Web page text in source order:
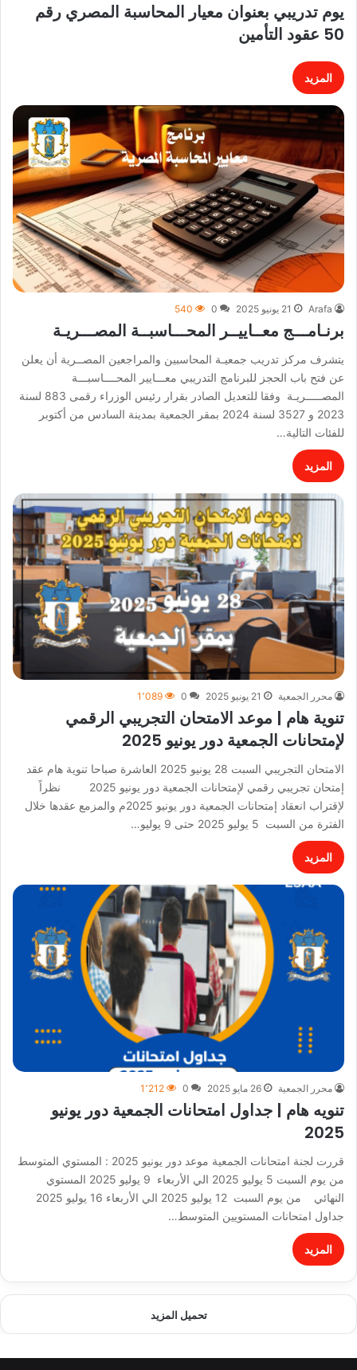
يوم تدريبي بعنوان معيار المحاسبة المصري رقم
50 عقود التأمين
المزيد
Arafa 21 يونيو 2025 0
540
برنـامـــج معــاييــر المحـــاسبــة المصـــريـة
يتشرف مركز تدريب جمعيـة المحاسبين والمراجعين المصــرية أن يعلن
عن فتح باب الحجز للبرنامج التدريبي معـــايير المحــــاسبـــة
المصـــــريـة وفقا للتعديل الصادر بقرار رئيس الوزراء رقمى 883 لسنة
2023 و 3527 لسنة 2024 بمقر الجمعية بمدينة السادس من أكتوبر
للفئات التالية…
المزيد
محرر الجمعية 21 يونيو 2025 0 1٬089
تنوية هام | موعد الامتحان التجريبي الرقمي
لإمتحانات الجمعية دور يونيو 2025
الامتحان التجريبي السبت 28 يونيو 2025 العاشرة صباحا تنوية هام عقد
إمتحان تجريبي رقمي لإمتحانات الجمعية دور يونيو 2025 نظراً
لإقتراب انعقاد إمتحانات الجمعية دور يونيو 2025م والمزمع عقدها خلال
الفترة من السبت 5 يوليو 2025 حتى 9 يوليو…
المزيد
محرر الجمعية 26 مايو 2025 0 1٬212
تنويه هام | جداول امتحانات الجمعية دور يونيو
2025
قررت لجنة امتحانات الجمعية موعد دور يونيو 2025 : المستوي المتوسط
من يوم السبت 5 يوليو 2025 الي الأربعاء 9 يوليو 2025 المستوي
النهائي من يوم السبت 12 يوليو 2025 الي الأربعاء 16 يوليو 2025
جداول امتحانات المستويين المتوسط…
المزيد
تحميل المزيد